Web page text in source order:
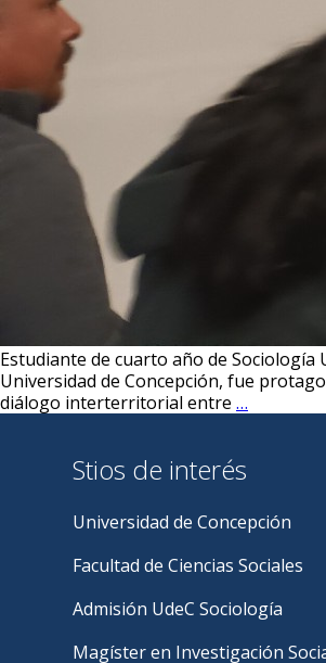
Estudiante de cuarto año de Sociología
Universidad de Concepción, fue
diálogo interterritorial entre …
personal
muy
relevante
para
formación
como
Stios de interés
Universidad de Concepción
Facultad de Ciencias Sociales
Admisión UdeC Sociología
Magíster en Investigación